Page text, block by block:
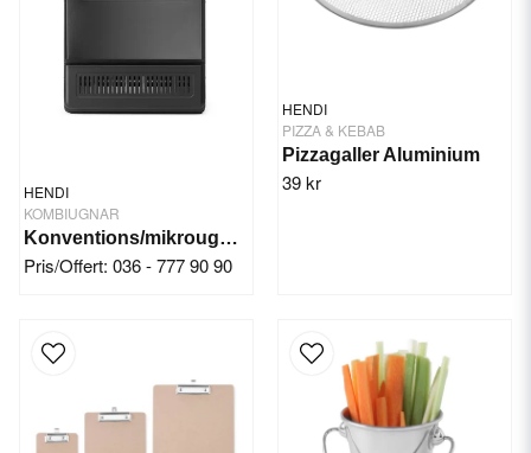
HENDI
KOMBIUGNAR
Konventions/mikrougn CombiTurbo
Pris/Offert: 036 - 777 90 90
HENDI
PIZZA & KEBAB
Pizzagaller Aluminium
39 kr